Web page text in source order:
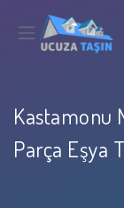
Kastamonu
Parça Eşya